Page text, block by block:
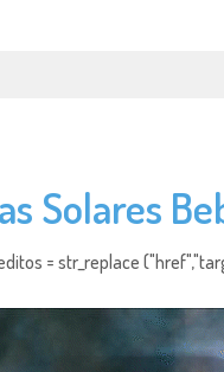
Solares
= str_replace